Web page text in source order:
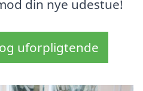
din nye udestue!
uforpligtende